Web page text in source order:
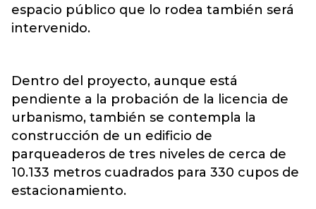
espacio público que lo rodea también será
intervenido.
Dentro del proyecto, aunque está
pendiente a la probación de la licencia de
urbanismo, también se contempla la
construcción de un edificio de
parqueaderos de tres niveles de cerca de
10.133 metros cuadrados para 330 cupos de
estacionamiento.